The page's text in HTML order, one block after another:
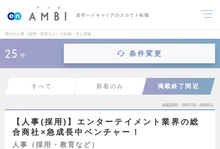
若手ハイキャリアのスカウト転職
商社の人事（採用・教育など）の転職・求人情報
25 件 条件変更
すべて 新着のみ 掲載終了間近
掲載期間 26/07/29～26/08/11
【人事(採用)】エンターテイメント業界の総
合商社×急成長中ベンチャー！
人事（採用・教育など）